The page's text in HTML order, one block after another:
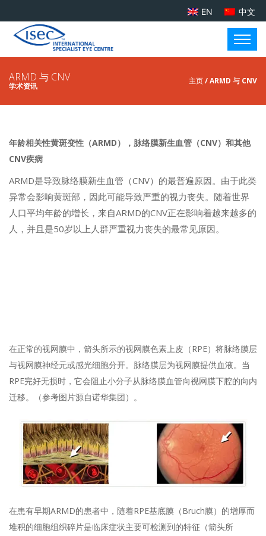
EN 中文
ARMD 与 CNV
学术资讯
主页/ ARMD 与 CNV
年龄相关性黄斑变性（ARMD），脉络膜新生血管（CNV）和其他
CNV疾病
ARMD是导致脉络膜新生血管（CNV）的最普遍原因。由于此类
异常会影响黄斑部，因此可能导致严重的视力丧失。随着世界
人口平均年龄的增长，来自ARMD的CNV正在影响着越来越多的
人，并且是50岁以上人群严重视力丧失的最常见原因。
在正常的视网膜中，箭头所示的视网膜色素上皮（RPE）将脉络膜层
与视网膜神经元或感光细胞分开。脉络膜层为视网膜提供血液。当
RPE完好无损时，它会阻止小分子从脉络膜血管向视网膜下腔的向内
迁移。（参考图片源自诺华集团）。
在患有早期ARMD的患者中，随着RPE基底膜（Bruch膜）的增厚而
堆积的细胞组织碎片是临床症状主要可检测到的特征（箭头所